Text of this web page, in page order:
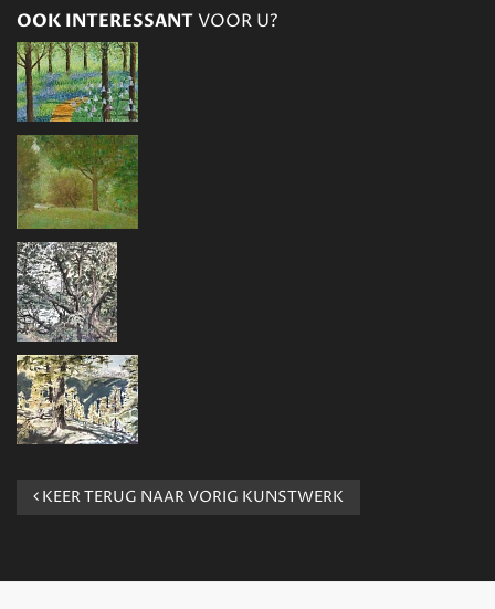
OOK INTERESSANTVOOR U?
KEER TERUG NAAR VORIG KUNSTWERK